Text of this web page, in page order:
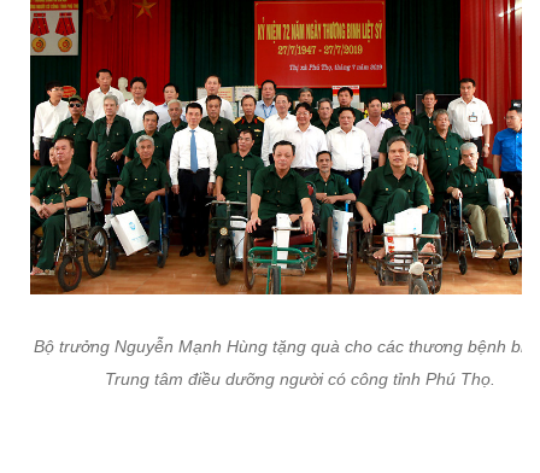
Bộ trưởng Nguyễn Mạnh Hùng tặng quà cho các thương bệnh
Trung tâm điều dưỡng người có công tỉnh Phú Thọ.